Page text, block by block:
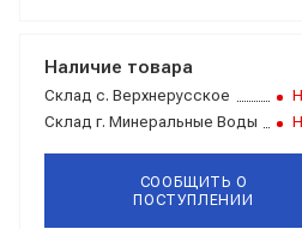
Наличие товара
Склад с. Верхнерусское
Склад г. Минеральные Воды
СООБЩИТЬ О
ПОСТУПЛЕНИИ